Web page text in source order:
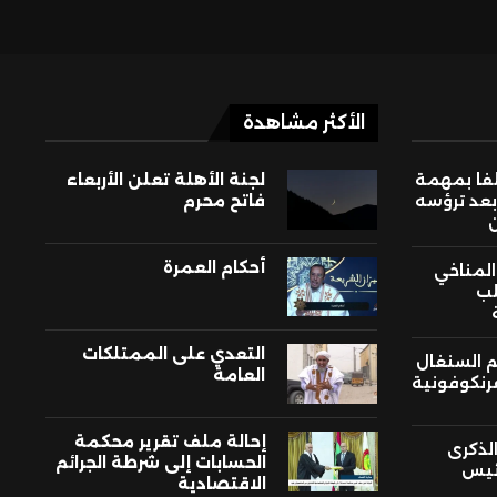
بمهمة
ترؤسه
المناخي
السنغال
الأكثر مشاهدة
لجنة الأهلة تعلن الأربعاء
فاتح محرم
أحكام العمرة
التعدي على الممتلكات
العامة
إحالة ملف تقرير محكمة
الحسابات إلى شرطة الجرائم
الاقتصادية